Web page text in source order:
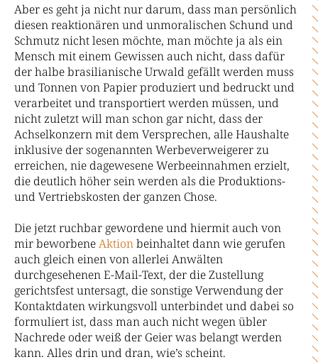
Aber es geht ja nicht nur darum, dass man persönlich
diesen reaktionären und unmoralischen Schund und
Schmutz nicht lesen möchte, man möchte ja als ein
Mensch mit einem Gewissen auch nicht, dass dafür
der halbe brasilianische Urwald gefällt werden muss
und Tonnen von Papier produziert und bedruckt und
verarbeitet und transportiert werden müssen, und
nicht zuletzt will man schon gar nicht, dass der
Achselkonzern mit dem Versprechen, alle Haushalte
inklusive der sogenannten Werbeverweigerer zu
erreichen, nie dagewesene Werbeeinnahmen erzielt,
die deutlich höher sein werden als die Produktions-
und Vertriebskosten der ganzen Chose.
Die jetzt ruchbar gewordene und hiermit auch von
mir beworbeneAktionbeinhaltet dann wie gerufen
auch gleich einen von allerlei Anwälten
durchgesehenen E-Mail-Text, der die Zustellung
gerichtsfest untersagt, die sonstige Verwendung der
Kontaktdaten wirkungsvoll unterbindet und dabei so
formuliert ist, dass man auch nicht wegen übler
Nachrede oder weiß der Geier was belangt werden
kann. Alles drin und dran, wie’s scheint.